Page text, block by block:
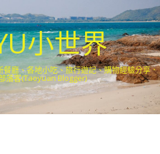
小世界
廳、各地小吃、旅行遊記、購物經驗分享．
落客(Taoyuan Blogger)